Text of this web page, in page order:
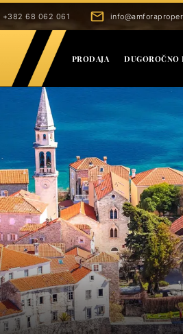
+382 68 062 061
PRODAJA DUGOROČNO